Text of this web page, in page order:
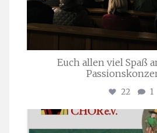
Euch allen viel Spaß
22 1
Juli 22